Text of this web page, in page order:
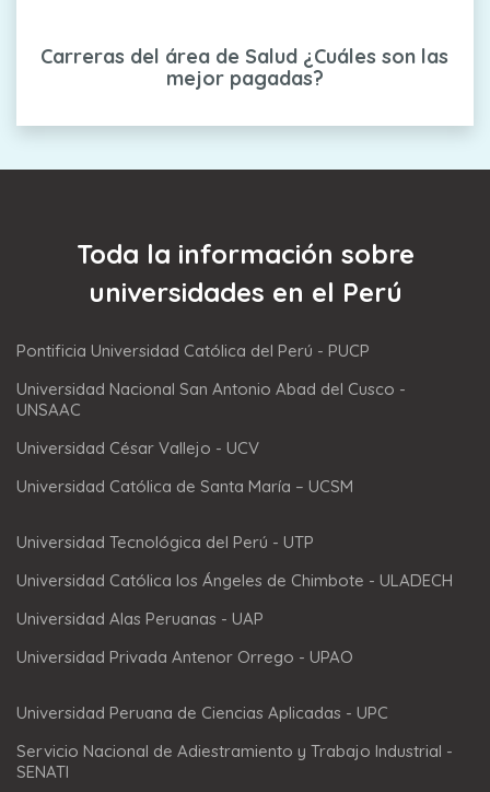
Carreras del área de Salud ¿Cuáles son las
mejor pagadas?
Toda la información sobre
universidades en el Perú
Pontificia Universidad Católica del Perú - PUCP
Universidad Nacional San Antonio Abad del Cusco -
UNSAAC
Universidad César Vallejo - UCV
Universidad Católica de Santa María – UCSM
Universidad Tecnológica del Perú - UTP
Universidad Católica los Ángeles de Chimbote - ULADECH
Universidad Alas Peruanas - UAP
Universidad Privada Antenor Orrego - UPAO
Universidad Peruana de Ciencias Aplicadas - UPC
Servicio Nacional de Adiestramiento y Trabajo Industrial -
SENATI